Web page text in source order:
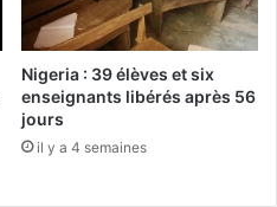
Nigeria : 39 élèves et six
enseignants libérés après 56
jours
il y a 4 semaines